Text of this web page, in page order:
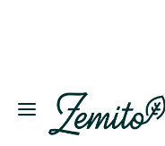
Ekodomácnosť
Ekologická